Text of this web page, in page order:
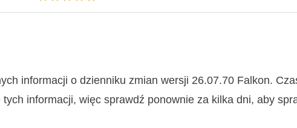
informacji o dzienniku zmian wersji 26.07.70 Falkon.
informacji, więc sprawdź ponownie za kilka dni, aby